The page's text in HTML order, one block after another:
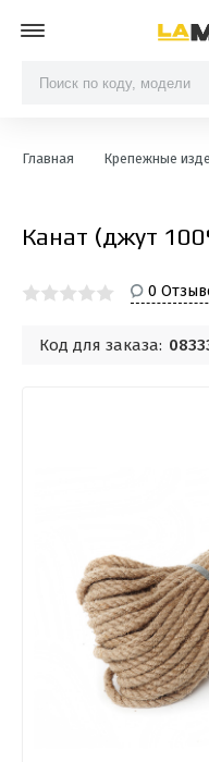
Главная Крепежные
Канат (джут
0
Код для заказа: